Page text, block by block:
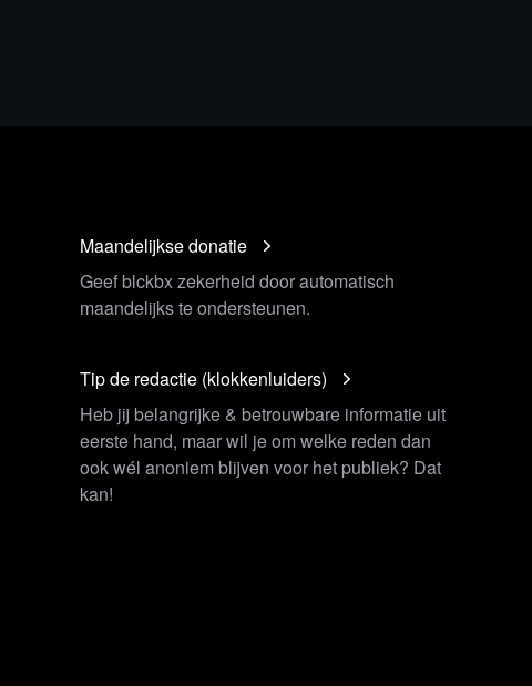
Maandelijkse donatie
Geef blckbx zekerheid door automatisch
maandelijks te ondersteunen.
Tip de redactie (klokkenluiders)
Heb jij belangrijke & betrouwbare informatie uit
eerste hand, maar wil je om welke reden dan
ook wél anoniem blijven voor het publiek? Dat
kan!